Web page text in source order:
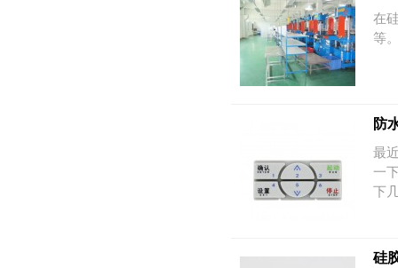
在
等
防
最
一
下
硅